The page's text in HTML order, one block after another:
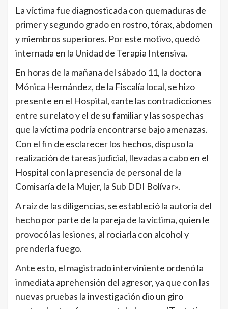
La víctima fue diagnosticada con quemaduras de
primer y segundo grado en rostro, tórax, abdomen
y miembros superiores. Por este motivo, quedó
internada en la Unidad de Terapia Intensiva.
En horas de la mañana del sábado 11, la doctora
Mónica Hernández, de la Fiscalía local, se hizo
presente en el Hospital, «ante las contradicciones
entre su relato y el de su familiar y las sospechas
que la víctima podría encontrarse bajo amenazas.
Con el fin de esclarecer los hechos, dispuso la
realización de tareas judicial, llevadas a cabo en el
Hospital con la presencia de personal de la
Comisaría de la Mujer, la Sub DDI Bolívar».
A raíz de las diligencias, se estableció la autoría del
hecho por parte de la pareja de la víctima, quien le
provocó las lesiones, al rociarla con alcohol y
prenderla fuego.
Ante esto, el magistrado interviniente ordenó la
inmediata aprehensión del agresor, ya que con las
nuevas pruebas la investigación dio un giro